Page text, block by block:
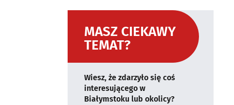
MASZ CIEKAWY
TEMAT?
Wiesz, że zdarzyło się coś
interesującego w
Białymstoku lub okolicy?